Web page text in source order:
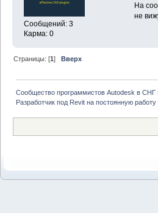
Сообщений: 3
Карма: 0
На
не
Страницы: [1]Вверх
Сообщество программистов Autodesk в СНГ
Разработчик под Revit на постоянную